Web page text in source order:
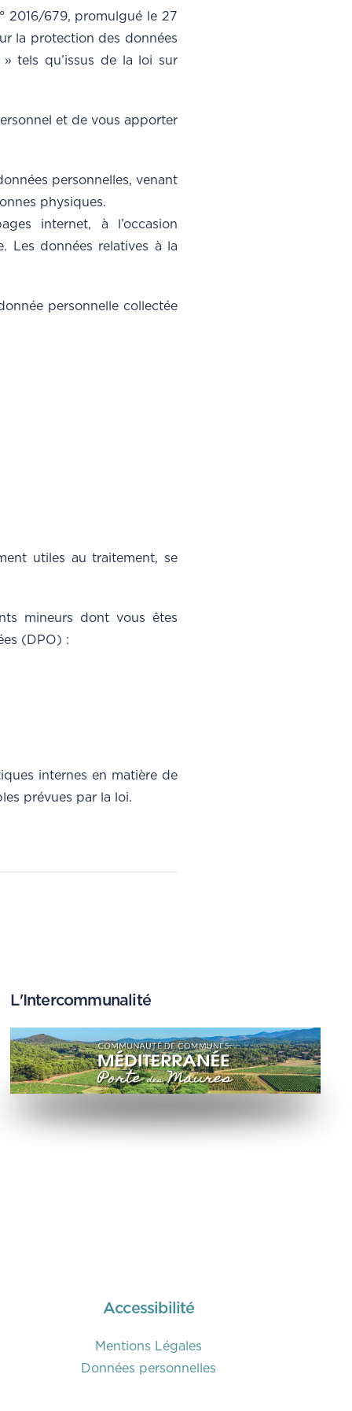
2016/679, promulgué le 27
la protection des données
tels qu’issus de la loi sur
et de vous apporter
personnelles, venant
physiques.
internet, à l’occasion
Les données relatives à la
personnelle collectée
utiles au traitement, se
mineurs dont vous êtes
(DPO) :
internes en matière de
prévues par la loi.
L'Intercommunalité
Accessibilité
Mentions Légales
Données personnelles